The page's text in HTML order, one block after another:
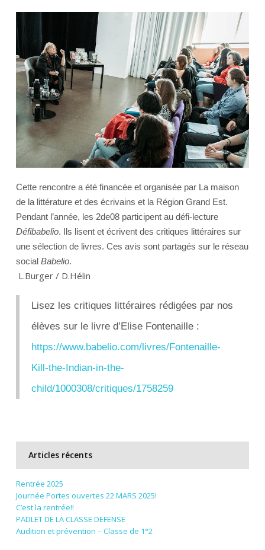
Cette rencontre a été financée et organisée par La maison
de la littérature et des écrivains et la Région Grand Est.
Pendant l’année, les 2de08 participent au défi-lecture
Défibabelio. Ils lisent et écrivent des critiques littéraires sur
une sélection de livres. Ces avis sont partagés sur le réseau
social Babelio.
L.Burger / D.Hélin
Lisez les critiques littéraires rédigées par nos
élèves sur le livre d’Elise Fontenaille :
https://www.babelio.com/livres/Fontenaille-
Kill-the-Indian-in-the-
child/1000308/critiques/1758259
Articles récents
Rentrée 2025
Journée Portes ouvertes 22 MARS 2025!
C’est la rentrée!!
PADLET DE LA CLASSE DEFENSE
Audition et prévention – Classe de 1°2